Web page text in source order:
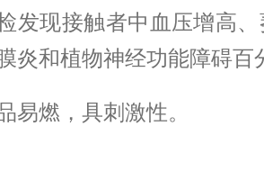
发现接触者中血压增高
炎和植物神经功能障碍百
易燃，具刺激性。